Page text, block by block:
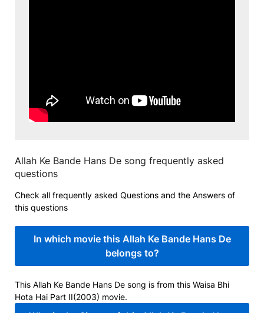
Allah Ke Bande Hans De song frequently asked
questions
Check all frequently asked Questions and the Answers of
this questions
In which movie this Allah Ke Bande Hans De
belongs to?
This Allah Ke Bande Hans De song is from this Waisa Bhi
Hota Hai Part II(2003) movie.